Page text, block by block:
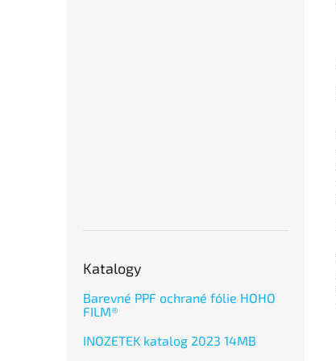
Katalogy
Barevné PPF ochrané fólie HOHO
FILM®
INOZETEK katalog 2023 14MB